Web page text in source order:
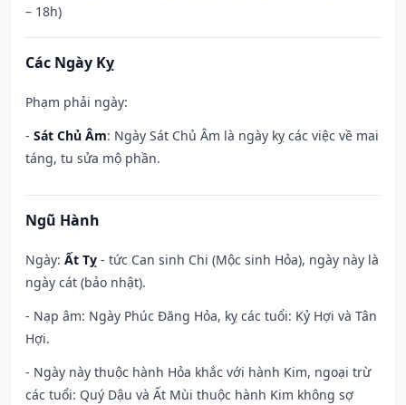
– 18h)
Các Ngày Kỵ
Phạm phải ngày:
- Sát Chủ Âm: Ngày Sát Chủ Âm là ngày kỵ các việc về mai
táng, tu sửa mộ phần.
Ngũ Hành
Ngày: Ất Tỵ - tức Can sinh Chi (Mộc sinh Hỏa), ngày này là
ngày cát (bảo nhật).
- Nạp âm: Ngày Phúc Đăng Hỏa, kỵ các tuổi: Kỷ Hợi và Tân
Hợi.
- Ngày này thuộc hành Hỏa khắc với hành Kim, ngoại trừ
các tuổi: Quý Dậu và Ất Mùi thuộc hành Kim không sợ